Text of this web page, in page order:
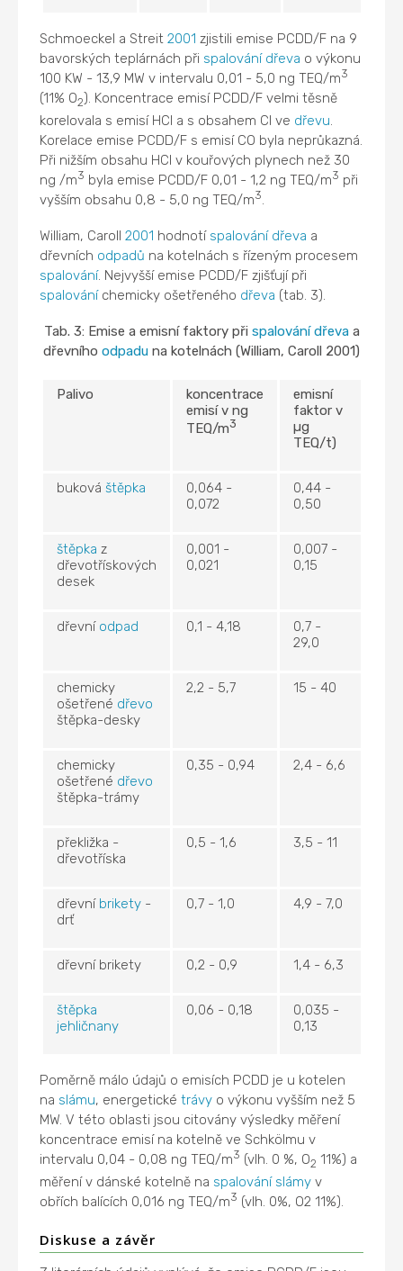
Schmoeckel a Streit2001 zjistili emise PCDD/F na 9
bavorských teplárnách při spalování dřeva o výkonu
100 KW - 13,9 MW v intervalu 0,01 - 5,0 ng TEQ/m3
(11% O2). Koncentrace emisí PCDD/F velmi těsně
korelovala s emisí HCl a s obsahem Cl ve dřevu.
Korelace emise PCDD/F s emisí CO byla neprůkazná.
Při nižším obsahu HCl v kouřových plynech než 30
ng /m3 byla emise PCDD/F 0,01 - 1,2 ng TEQ/m3 při
vyšším obsahu 0,8 - 5,0 ng TEQ/m3.
William, Caroll2001 hodnotí spalování dřeva a
dřevních odpadů na kotelnách s řízeným procesem
spalování. Nejvyšší emise PCDD/F zjišťují při
spalováníchemicky ošetřeného dřeva (tab. 3).
Tab. 3: Emise a emisní faktory při spalování dřevaa
dřevního odpadu na kotelnách (William, Caroll 2001)
Palivo
koncentrace
emisí v ng
TEQ/m3
emisní
faktor v
µg
TEQ/t)
buková štěpka
0,064 -
0,072
0,44 -
0,50
štěpka z
dřevotřískových
desek
0,001 -
0,021
0,007 -
0,15
dřevní odpad 0,1 - 4,18
0,7 -
29,0
chemicky
ošetřené dřevo
štěpka-desky
2,2 - 5,7 15 - 40
chemicky
ošetřené dřevo
štěpka-trámy
0,35 - 0,94 2,4 - 6,6
překližka -
dřevotříska
0,5 - 1,6 3,5 - 11
dřevní brikety-
drť
0,7 - 1,0 4,9 - 7,0
dřevní brikety 0,2 - 0,9 1,4 - 6,3
štěpka
jehličnany
0,06 - 0,18
0,035 -
0,13
Poměrně málo údajů o emisích PCDD je u kotelen
na slámu, energetickétrávy o výkonu vyšším než 5
MW. V této oblasti jsou citovány výsledky měření
koncentrace emisí na kotelně ve Schkölmu v
intervalu 0,04 - 0,08 ng TEQ/m3 (vlh. 0 %, O2 11%) a
měření v dánské kotelně na spalování slámy v
obřích balících 0,016 ng TEQ/m3 (vlh. 0%, O2 11%).
Diskuse a závěr